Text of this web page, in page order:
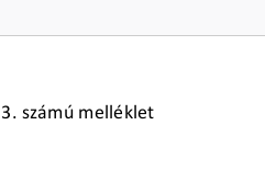
3. számú melléklet